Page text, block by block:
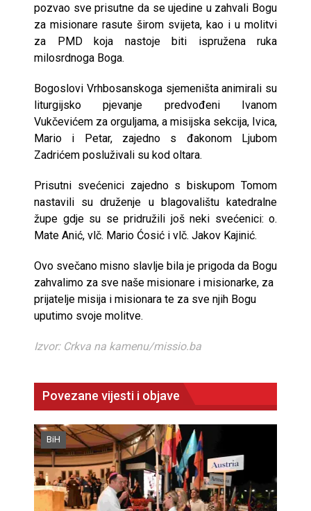
pozvao sve prisutne da se ujedine u zahvali Bogu
za misionare rasute širom svijeta, kao i u molitvi
za PMD koja nastoje biti ispružena ruka
milosrdnoga Boga.
Bogoslovi Vrhbosanskoga sjemeništa animirali su
liturgijsko pjevanje predvođeni Ivanom
Vukčevićem za orguljama, a misijska sekcija, Ivica,
Mario i Petar, zajedno s đakonom Ljubom
Zadrićem posluživali su kod oltara.
Prisutni svećenici zajedno s biskupom Tomom
nastavili su druženje u blagovalištu katedralne
župe gdje su se pridružili još neki svećenici: o.
Mate Anić, vlč. Mario Ćosić i vlč. Jakov Kajinić.
Ovo svečano misno slavlje bila je prigoda da Bogu
zahvalimo za sve naše misionare i misionarke, za
prijatelje misija i misionara te za sve njih Bogu
uputimo svoje molitve.
Izvor: Crkva na kamenu/missio.ba
Povezane vijesti i objave
BiH